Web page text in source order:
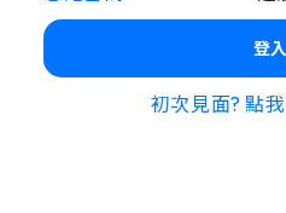
登入
初次見面? 點